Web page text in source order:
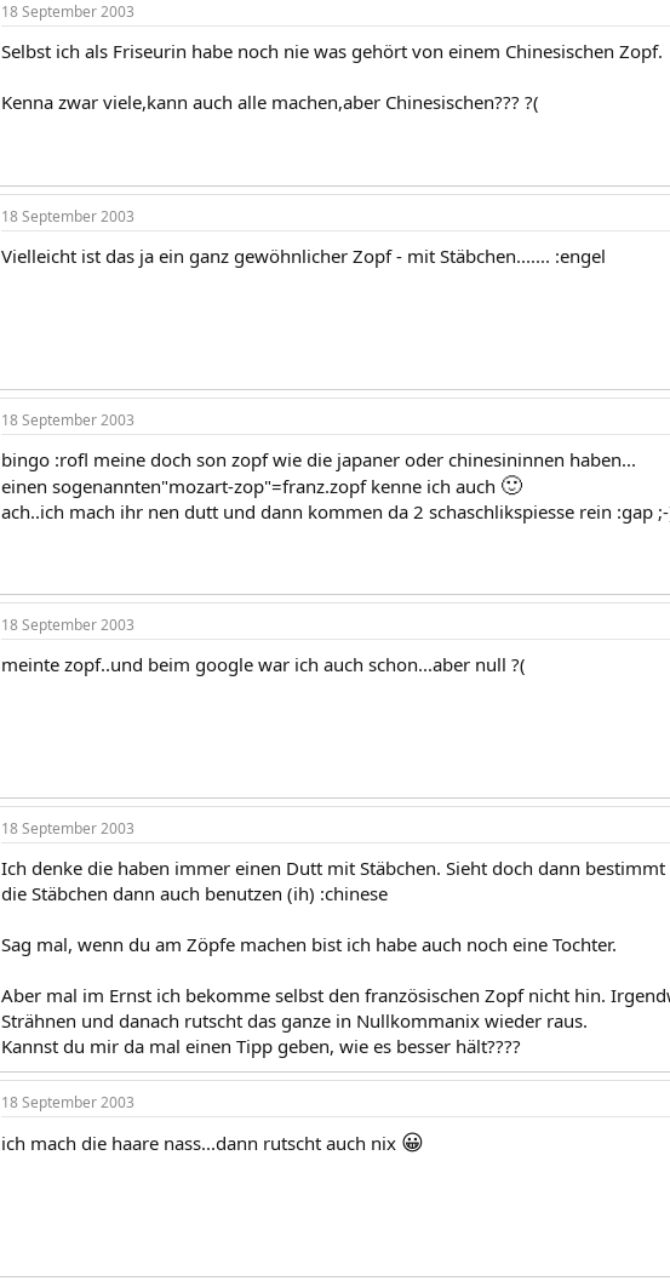
18 September 2003
Selbst ich als Friseurin habe noch nie was gehört von einem Chinesischen Zopf.
Kenna zwar viele,kann auch alle machen,aber Chinesischen??? ?(
18 September 2003
Vielleicht ist das ja ein ganz gewöhnlicher Zopf - mit Stäbchen....... :engel
18 September 2003
bingo :rofl meine doch son zopf wie die japaner oder chinesininnen haben...
einen sogenannten"mozart-zop"=franz.zopf kenne ich auch 🙂
ach..ich mach ihr nen dutt und dann kommen da 2 schaschlikspiesse rein :gap
18 September 2003
meinte zopf..und beim google war ich auch schon...aber null ?(
18 September 2003
Ich denke die haben immer einen Dutt mit Stäbchen. Sieht doch dann
die Stäbchen dann auch benutzen (ih) :chinese
Sag mal, wenn du am Zöpfe machen bist ich habe auch noch eine Tochter.
Aber mal im Ernst ich bekomme selbst den französischen Zopf nicht hin.
Strähnen und danach rutscht das ganze in Nullkommanix wieder raus.
Kannst du mir da mal einen Tipp geben, wie es besser hält????
18 September 2003
ich mach die haare nass...dann rutscht auch nix 😀